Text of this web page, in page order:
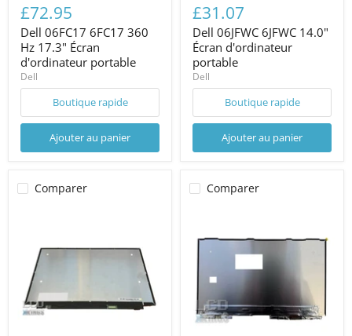
£72.95
Dell 06FC17 6FC17 360
Hz 17.3" Écran
d'ordinateur portable
Dell
Boutique rapide
Ajouter au panier
£31.07
Dell 06JFWC 6JFWC 14.0"
Écran d'ordinateur
portable
Dell
Boutique rapide
Ajouter au panier
Comparer Comparer